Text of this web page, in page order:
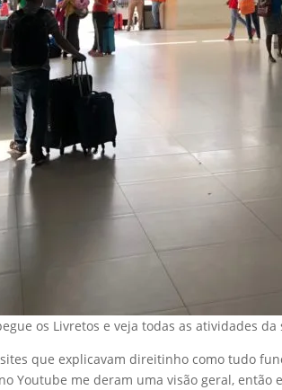
os Livretos e veja todas as atividades da
que explicavam direitinho como tudo
Youtube me deram uma visão geral,